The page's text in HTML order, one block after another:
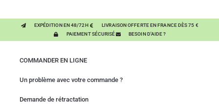
EXPÉDITION EN 48/72H
LIVRAISON OFFERTE EN FRANCE DÈS 75 €
PAIEMENT SÉCURISÉ
BESOIN D'AIDE ?
COMMANDER EN LIGNE
Un problème avec votre commande ?
Demande de rétractation